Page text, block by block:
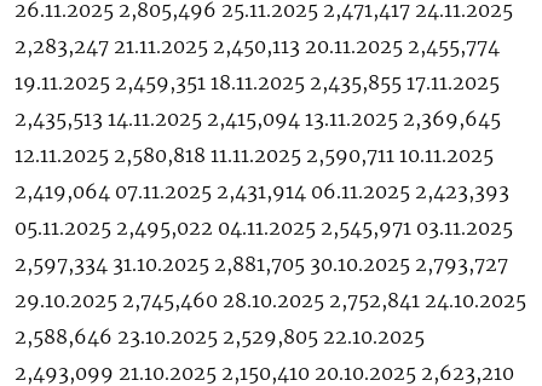
26.11.2025 2,805,496 25.11.2025 2,471,417 24.11.2025
2,283,247 21.11.2025 2,450,113 20.11.2025 2,455,774
19.11.2025 2,459,351 18.11.2025 2,435,855 17.11.2025
2,435,513 14.11.2025 2,415,094 13.11.2025 2,369,645
12.11.2025 2,580,818 11.11.2025 2,590,711 10.11.2025
2,419,064 07.11.2025 2,431,914 06.11.2025 2,423,393
05.11.2025 2,495,022 04.11.2025 2,545,971 03.11.2025
2,597,334 31.10.2025 2,881,705 30.10.2025 2,793,727
29.10.2025 2,745,460 28.10.2025 2,752,841 24.10.2025
2,588,646 23.10.2025 2,529,805 22.10.2025
2,493,099 21.10.2025 2,150,410 20.10.2025 2,623,210